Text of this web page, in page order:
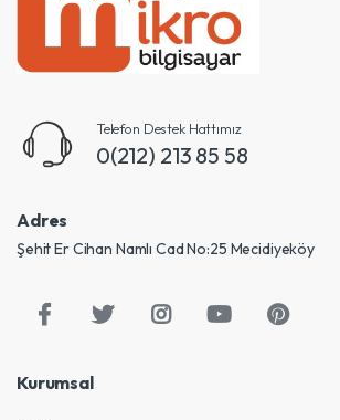
Telefon Destek Hattımız
0(212) 213 85 58
Adres
Şehit Er Cihan Namlı Cad No:25 Mecidiyeköy
Kurumsal